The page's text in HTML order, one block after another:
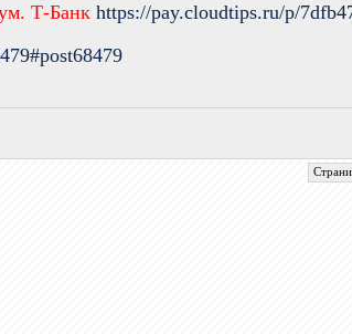
Т-Банкhttps://pay.cloudtips.ru/p/